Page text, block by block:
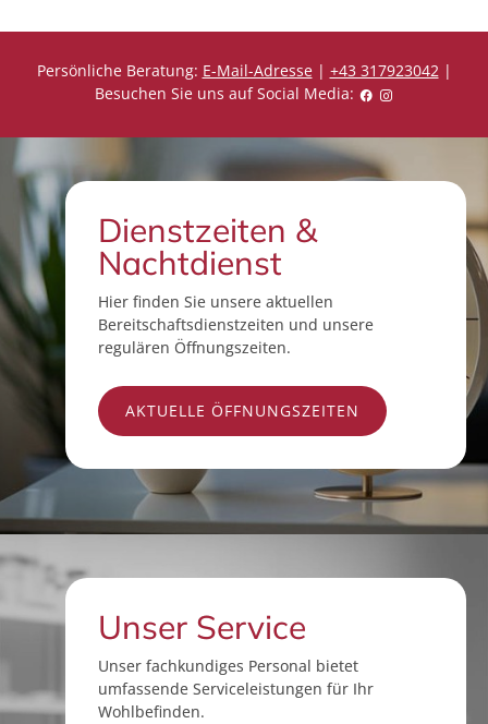
Persönliche Beratung: E-Mail-Adresse| +43 317923042|
Besuchen Sie uns auf Social Media:
Dienstzeiten &
Nachtdienst
Hier finden Sie unsere aktuellen
Bereitschaftsdienstzeiten und unsere
regulären Öffnungszeiten.
AKTUELLE ÖFFNUNGSZEITEN
Unser Service
Unser fachkundiges Personal bietet
umfassende Serviceleistungen für Ihr
Wohlbefinden.